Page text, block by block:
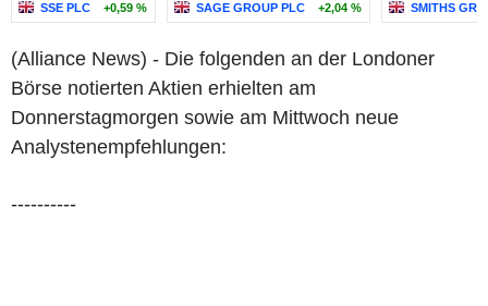
SSE PLC +0,59 % SAGE GROUP PLC +2,04 % SMITHS
(Alliance News) - Die folgenden an der Londoner
Börse notierten Aktien erhielten am
Donnerstagmorgen sowie am Mittwoch neue
Analystenempfehlungen:
----------